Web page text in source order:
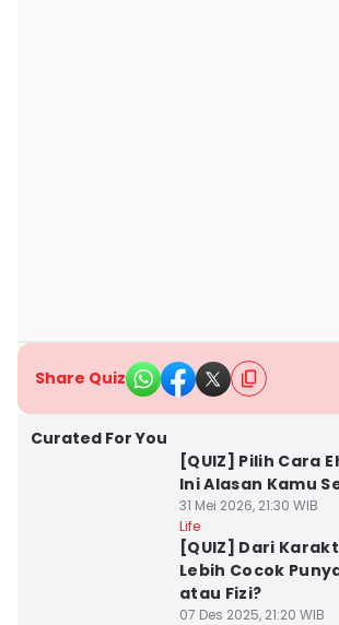
Share Quiz
Curated For You
[QUIZ] Pilih Cara
Ini Alasan Kamu
31 Mei 2026, 21:30 WIB
Life
[QUIZ] Dari
Lebih Cocok
atau Fizi?
07 Des 2025, 21:20 WIB